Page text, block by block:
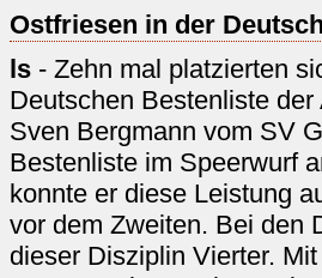
Ostfriesen in der
ls - Zehn mal platzierten
Deutschen Bestenliste der
Sven Bergmann vom SV
Bestenliste im Speerwurf
konnte er diese Leistung
vor dem Zweiten. Bei den
dieser Disziplin Vierter.